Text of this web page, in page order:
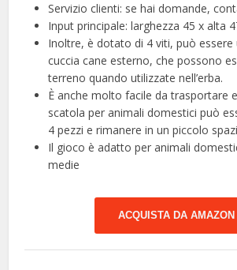
Servizio clienti: se hai domande,
Input principale: larghezza 45 x alta
Inoltre, è dotato di 4 viti, può
cuccia cane esterno, che possono
terreno quando utilizzate nell’erba.
È anche molto facile da trasportare
scatola per animali domestici può
4 pezzi e rimanere in un piccolo
Il gioco è adatto per animali
medie
ACQUISTA DA AMAZON